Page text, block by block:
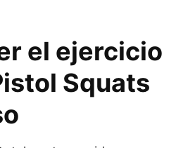
el ejercicio
Squats